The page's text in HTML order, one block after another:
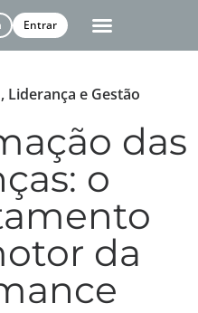
Entrar
, Liderança e Gestão
das
o
da